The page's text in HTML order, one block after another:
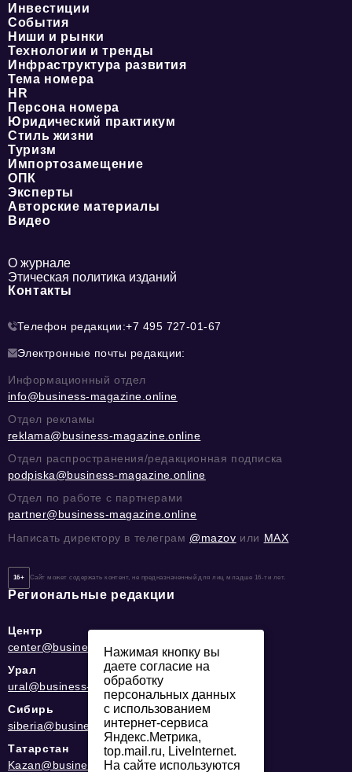
Инвестиции
События
Ниши и рынки
Технологии и тренды
Инфраструктура развития
Тема номера
HR
Персона номера
Юридический практикум
Стиль жизни
Туризм
Импортозамещение
ОПК
Эксперты
Авторские материалы
Видео
О журнале
Этическая политика изданий
Контакты
Телефон редакции:+7 495 727-01-67
Электронные почты редакции:
Информационный отдел
info@business-magazine.online
Отдел рекламы
reklama@business-magazine.online
Отдел распространения/редакционная подписка
podpiska@business-magazine.online
Отдел по работе с партнерами
partner@business-magazine.online
Написать директору в телеграм @mazov или MAX
16+ Сайт может содержать контент, не предназначенный для лиц младше 16-ти лет.
Региональные редакции
Центр
center@business-magazine.online
Урал
ural@business-magazine.online
Сибирь
siberia@business-magazine.online
Татарстан
Kazan@business-magazine.online
Нажимая кнопку вы
даете согласие на
обработку
персональных данных
с использованием
интернет-сервиса
Яндекс.Метрика,
top.mail.ru, LiveInternet.
На сайте используются